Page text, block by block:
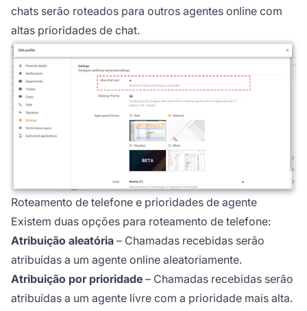
chats serão roteados para outros agentes online com
altas prioridades de chat.
Roteamento de telefone e prioridades de agente
Existem duas opções para roteamento de telefone:
Atribuição aleatória – Chamadas recebidas serão
atribuídas a um agente online aleatoriamente.
Atribuição por prioridade – Chamadas recebidas serão
atribuídas a um agente livre com a prioridade mais alta.